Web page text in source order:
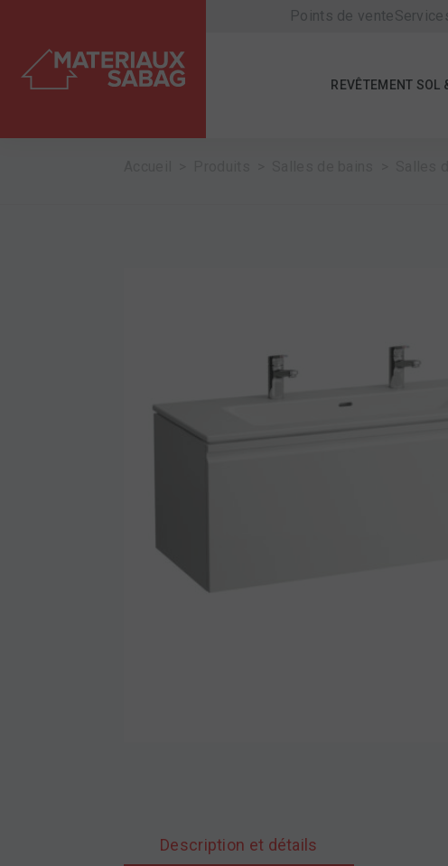
REVÊTEMENT SOL
Points de vente
Description et détails